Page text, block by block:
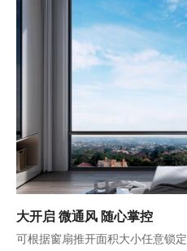
大开启 微通风 随心掌控
可根据窗扇推开面积大小任意锁定